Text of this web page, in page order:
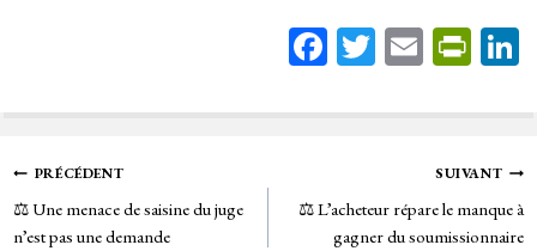
Fa
bo
T
tt
E
ail
Pr
tF
rie
n
dl
Navigation
de
PRÉCÉDENT
⚖️ Une menace de saisine du juge
n’est pas une demande
SUIVANT
⚖️ L’acheteur répare le manque à
gagner du soumissionnaire